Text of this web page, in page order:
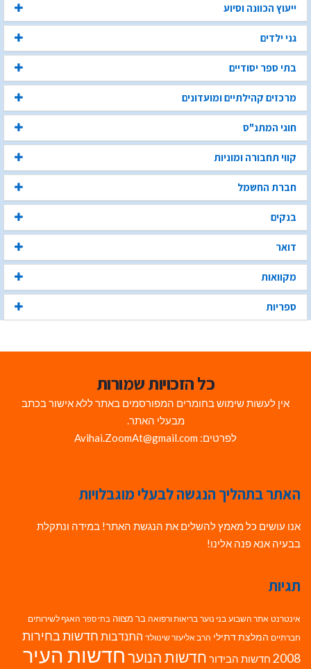
ייעוץ הכוונה וסיוע
גני ילדים
בתי ספר יסודיים
מרכזים קהילתיים ומועדונים
חוגי המתנ"ס
קווי תחבורה ומוניות
חברת החשמל
בנקים
דואר
מקוואות
ספריות
כל הזכויות שמורות
אין לעשות שימוש בחומרים המפורסמים באתר ללא אישור בכתב
מבעלי האתר.
לפרטים: Avihai.ZoomAt@gmail.com
האתר בתהליך הנגשה לבעלי מוגבלויות
אנו עושים כל מאמץ להשלים את הנגשת האתר! במידה ונתקלת
בבעיה אנא פנה אלינו!
תגיות
אינטרנט אתר השבוע בני נוער בריאות ורפואה בר מצווה בתי ספר האגף לשירותים
חברתיים המלצת דתילי הרב אליעזר שינוולד התנדבות חדשות בחירות
2008 חדשות הבידור חדשות הנוערחדשות העיר